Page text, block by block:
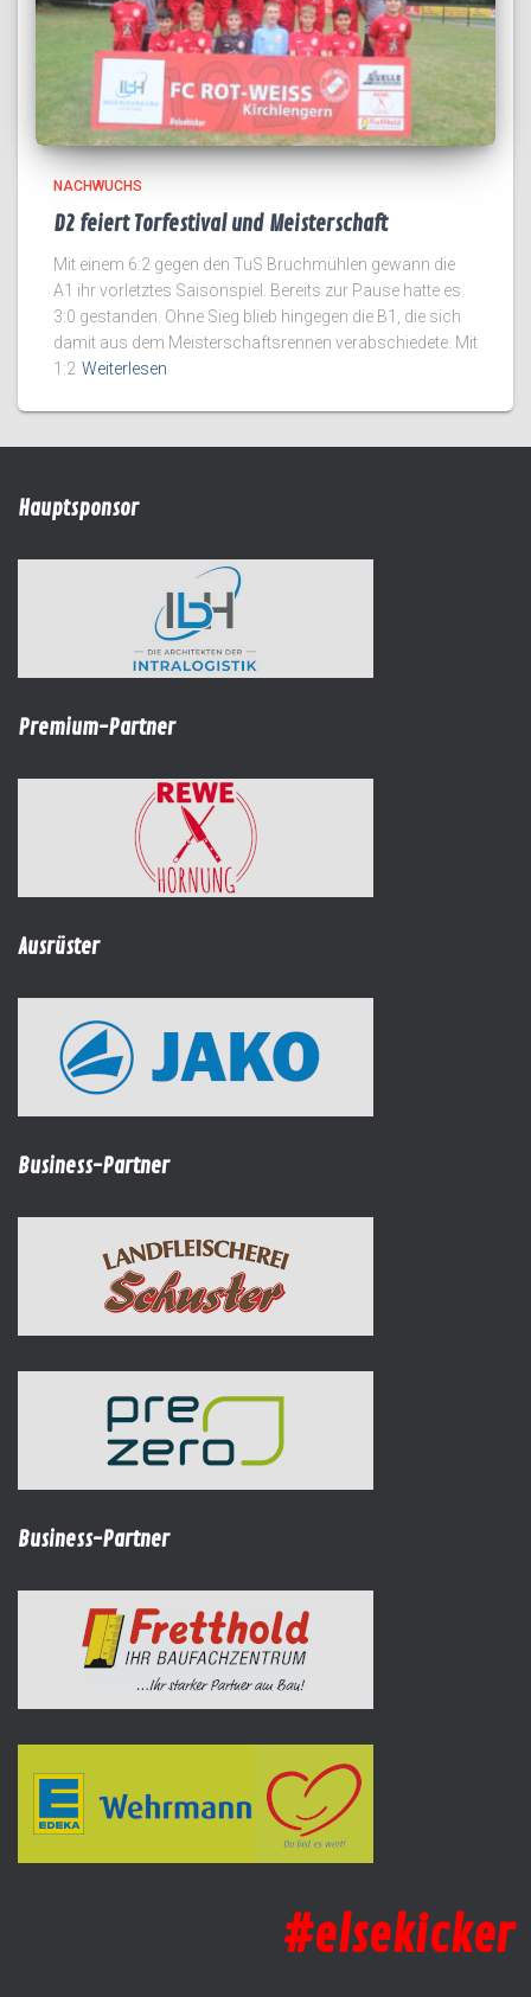
NACHWUCHS
D2 feiert Torfestival und Meisterschaft
Mit einem 6:2 gegen den TuS Bruchmühlen gewann die
A1 ihr vorletztes Saisonspiel. Bereits zur Pause hatte es
3:0 gestanden. Ohne Sieg blieb hingegen die B1, die sich
damit aus dem Meisterschaftsrennen verabschiedete. Mit
1:2 Weiterlesen
Hauptsponsor
Premium-Partner
Ausrüster
Business-Partner
Business-Partner
#elsekicker